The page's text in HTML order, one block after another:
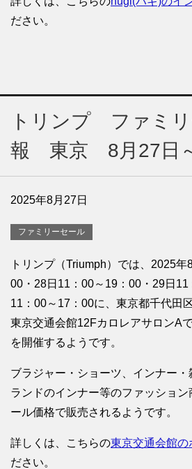
ださい。
トリンプ ファミ
報 東京 8月27日
2025年8月27日
ファミリーセール
トリンプ（Triumph）では、2025年
00・28日11：00～19：00・29日11
11：00～17：00に、東京都千代田
東京交通会館12FカロレアサロンA
を開催するようです。
ブラジャー・ショーツ、インナー
ランドのインナー等のファッショ
ール価格で販売されるようです。
詳しくは、こちらの東京交通会館の
ださい。